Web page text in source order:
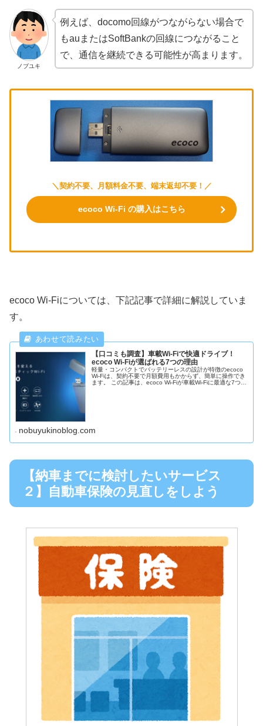
ノブユキ
例えば、docomo回線がつながらない場合で
もauまたはSoftBankの回線につながること
で、通信を継続できる可能性が高まります。
＼契約不要、月額料金不要、端末返却不要！／
ecoco Wi-Fi の購入はこちら
ecoco Wi-Fiについては、下記記事で詳細に解説していま
す。
【口コミも調査】車載Wi-Fiで快適ドライブ！
ecoco Wi-Fiが選ばれる7つの理由
軽量・コンパクトでバッテリーレスの設計が特徴のecoco
Wi-Fiは、契約不要で月額費用もかからず、簡単に操作でき
ます。 この記事は、ecoco Wi-Fiが車載Wi-Fiに最適な7つの
nobuyukinoblog.com
【納車までに検討したいサービス
２】自動車保険の見直しをしよう